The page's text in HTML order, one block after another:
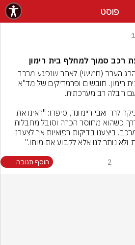
פוסט
רכב סמוך למחלף בית רימון
חובשי מד"א אופיר אסלן, צביקה לרר ואבי ריימונד, סיפרו: "ראינו את
ולא נותר לנו אלא לקבוע את מותו."
2 הוסף תגובה